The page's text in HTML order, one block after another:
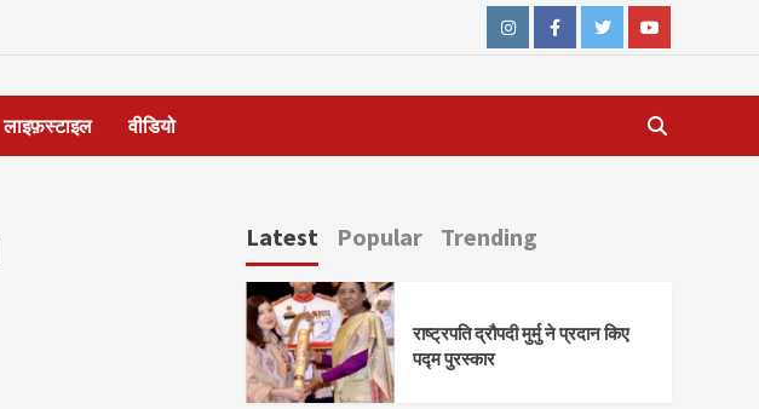
InstagramFacebookTwitterYoutube
लाइफ़स्टाइल वीडियो
Latest Popular Trending
राष्ट्रपति द्रौपदी मुर्मु ने प्रदान किए
पद्म पुरस्कार